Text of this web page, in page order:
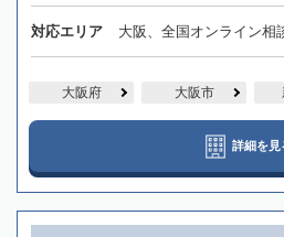
対応エリア 大阪、全国オンライン相
大阪府 大阪市
詳細を見